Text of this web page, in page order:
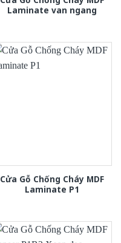
Laminate van ngang
Cửa Gỗ Chống Cháy MDF
Laminate P1